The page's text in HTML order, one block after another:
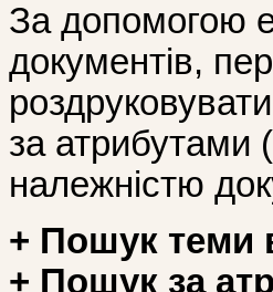
За допомогою
документів,
за атрибутами
належністю
+ Пошук теми
+ Пошук за